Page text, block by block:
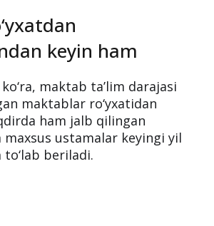
keyin ham
maktab ta’lim darajasi
maktablar ro‘yxatidan
ham jalb qilingan
maxsus ustamalar keyingi yil
beriladi.